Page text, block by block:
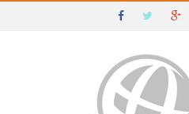
IGUAÍ E SUDOESTE DA